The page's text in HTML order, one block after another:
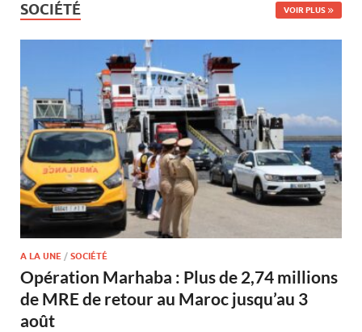
SOCIÉTÉ VOIR PLUS
A LA UNE / SOCIÉTÉ
Opération Marhaba : Plus de 2,74 millions
de MRE de retour au Maroc jusqu’au 3
août